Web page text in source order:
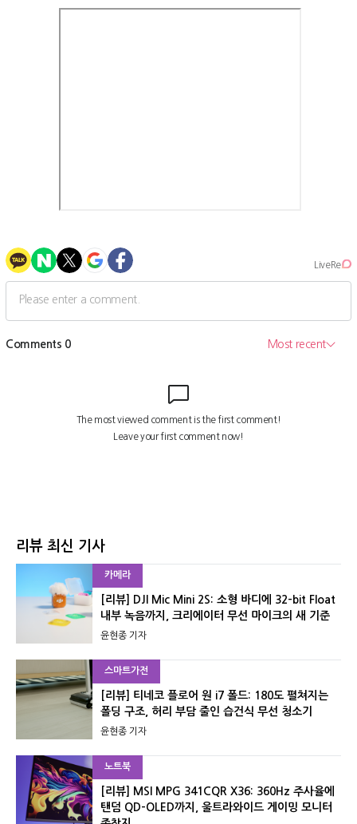
리뷰 최신 기사
카메라
[리뷰] DJI Mic Mini 2S: 소형 바디에 32-bit Float
내부 녹음까지, 크리에이터 무선 마이크의 새 기준
윤현종 기자
스마트가전
[리뷰] 티네코 플로어 원 i7 폴드: 180도 펼쳐지는
폴딩 구조, 허리 부담 줄인 습건식 무선 청소기
윤현종 기자
노트북
[리뷰] MSI MPG 341CQR X36: 360Hz 주사율에
탠덤 QD-OLED까지, 울트라와이드 게이밍 모니터